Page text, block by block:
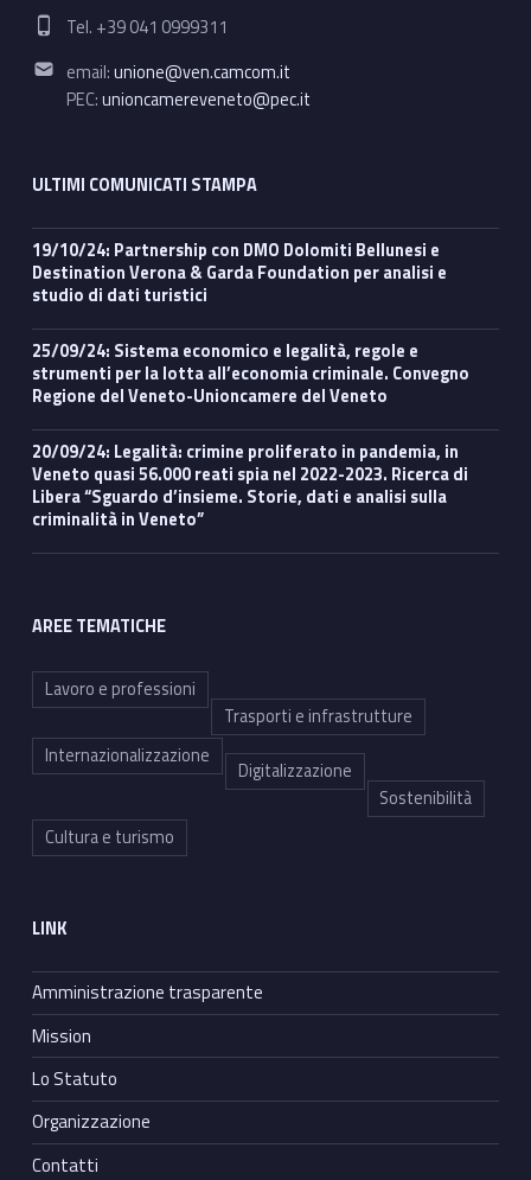
Phone number:
Tel. +39 041 0999311
Email address:
email:unione@ven.camcom.it
PEC:unioncamereveneto@pec.it
ULTIMI COMUNICATI STAMPA
19/10/24: Partnership con DMO Dolomiti Bellunesi e
Destination Verona & Garda Foundation per analisi e
studio di dati turistici
25/09/24: Sistema economico e legalità, regole e
strumenti per la lotta all’economia criminale. Convegno
Regione del Veneto-Unioncamere del Veneto
20/09/24: Legalità: crimine proliferato in pandemia, in
Veneto quasi 56.000 reati spia nel 2022-2023. Ricerca di
Libera “Sguardo d’insieme. Storie, dati e analisi sulla
criminalità in Veneto”
AREE TEMATICHE
Lavoro e professioni
Trasporti e infrastrutture
Internazionalizzazione
Digitalizzazione
Sostenibilità
Cultura e turismo
LINK
Amministrazione trasparente
Mission
Lo Statuto
Organizzazione
Contatti